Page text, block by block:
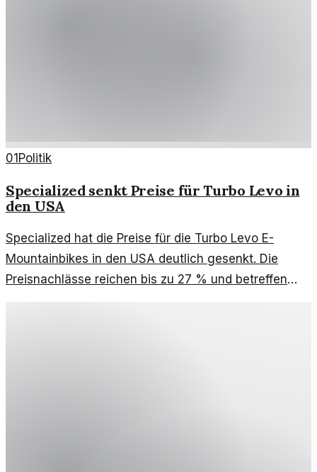
01 Politik
Specialized senkt Preise für Turbo Levo in
den USA
Specialized hat die Preise für die Turbo Levo E-
Mountainbikes in den USA deutlich gesenkt. Die
Preisnachlässe reichen bis zu 27 % und betreffen